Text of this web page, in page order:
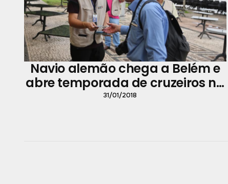
Navio alemão chega a Belém e
abre temporada de cruzeiros na
cidade
31/01/2018